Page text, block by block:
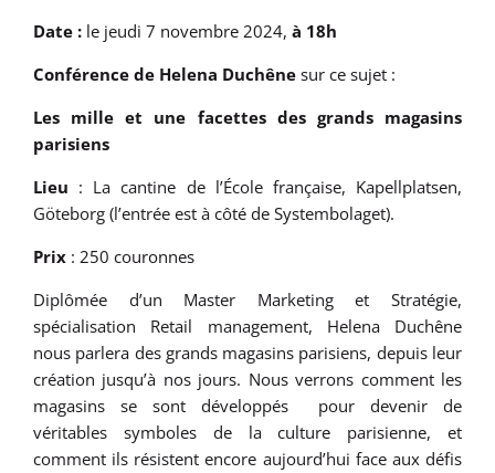
Date : le jeudi 7 novembre 2024, à 18h
Conférence de Helena Duchêne sur ce sujet :
Les mille et une facettes des grands magasins
parisiens
Lieu : La cantine de l’École française, Kapellplatsen,
Göteborg (l’entrée est à côté de Systembolaget).
Prix : 250 couronnes
Diplômée d’un Master Marketing et Stratégie,
spécialisation Retail management, Helena Duchêne
nous parlera des grands magasins parisiens, depuis leur
création jusqu’à nos jours. Nous verrons comment les
magasins se sont développés pour devenir de
véritables symboles de la culture parisienne, et
comment ils résistent encore aujourd’hui face aux défis